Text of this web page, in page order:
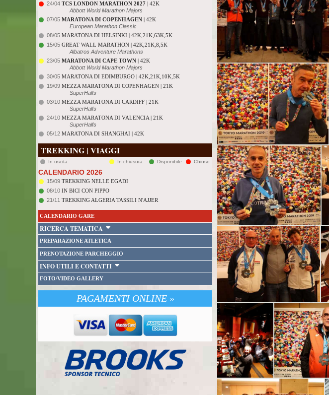
24/04 TCS LONDON MARATHON 2027 | 42K
Abbott World Marathon Majors
07/05 MARATONA DI COPENHAGEN | 42K
European Marathon Classic
08/05 MARATONA DI HELSINKI | 42K,21K,63K,5K
15/05 GREAT WALL MARATHON | 42K,21K,8,5K
Albatros Adventure Marathons
23/05 MARATONA DI CAPE TOWN | 42K
Abbott World Marathon Majors
30/05 MARATONA DI EDIMBURGO | 42K,21K,10K,5K
19/09 MEZZA MARATONA DI COPENHAGEN | 21K
SuperHalfs
03/10 MEZZA MARATONA DI CARDIFF | 21K
SuperHalfs
24/10 MEZZA MARATONA DI VALENCIA | 21K
SuperHalfs
05/12 MARATONA DI SHANGHAI | 42K
TREKKING | VIAGGI
In uscita In chiusura Disponibile Chiuso
CALENDARIO 2026
15/09 TREKKING NELLE EGADI
08/10 IN BICI CON PIPPO
21/11 TREKKING ALGERIA TASSILI N'AJJER
CALENDARIO GARE
RICERCA TEMATICA
PREPARAZIONE ATLETICA
PRENOTAZIONE PARCHEGGIO
INFO UTILI E CONTATTI
FOTO/VIDEO GALLERY
PAGAMENTI ONLINE »